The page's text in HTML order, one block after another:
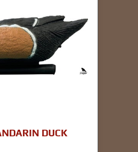
DUCK